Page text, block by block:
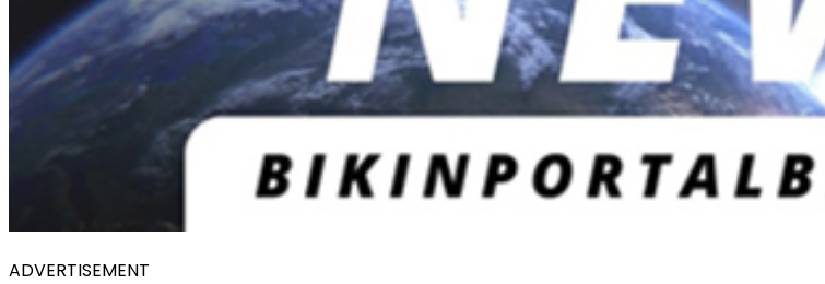
ADVERTISEMENT